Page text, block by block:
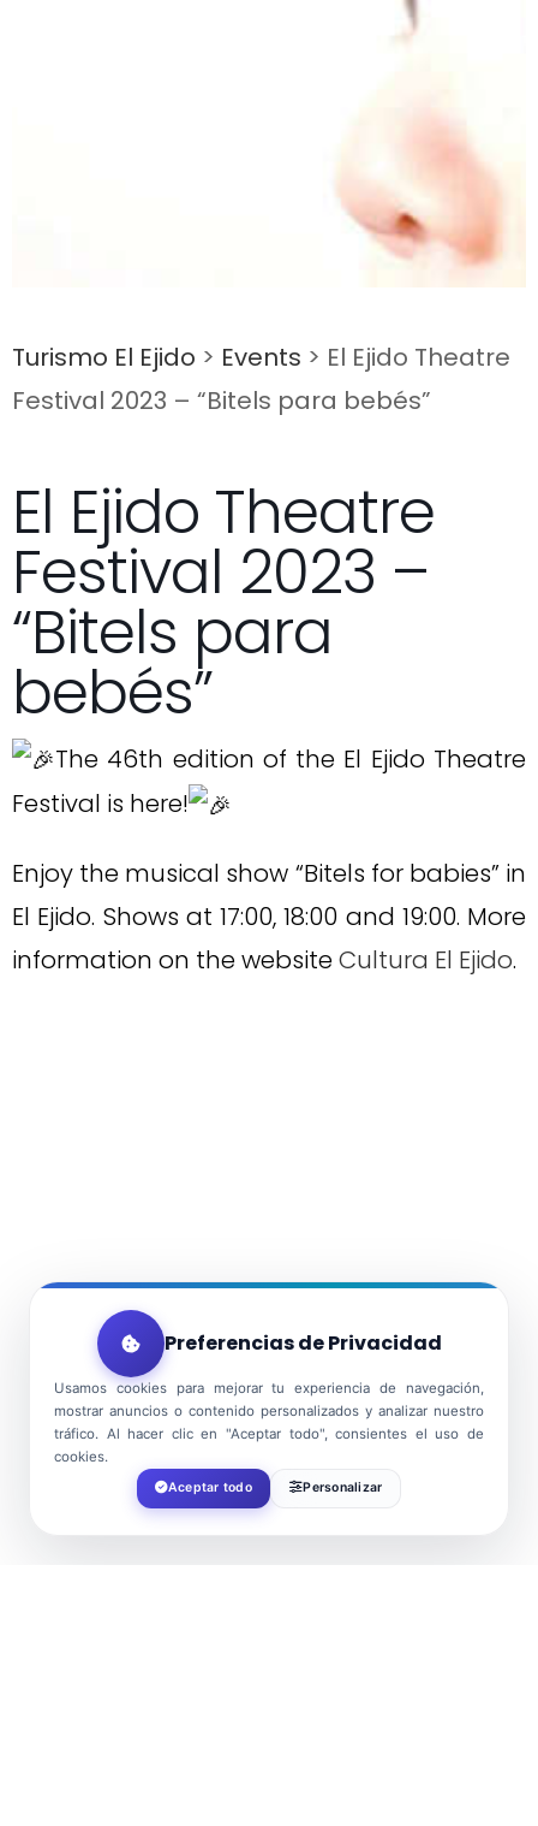
Turismo El Ejido > Events > El Ejido Theatre
Festival 2023 – “Bitels para bebés”
El Ejido Theatre
Festival 2023 –
“Bitels para
bebés”
The 46th edition of the El Ejido Theatre
Festival is here!
Enjoy the musical show “Bitels for babies” in
El Ejido. Shows at 17:00, 18:00 and 19:00. More
information on the websiteCultura El Ejido.
Preferencias de Privacidad
Usamos cookies para mejorar tu experiencia de navegación,
mostrar anuncios o contenido personalizados y analizar nuestro
tráfico. Al hacer clic en "Aceptar todo", consientes el uso de
cookies.
Aceptar todo Personalizar